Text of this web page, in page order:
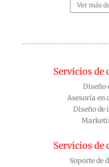
Ver más
Servicios
Diseño
Asesoría en
Diseño
Servicios de
Soporte de